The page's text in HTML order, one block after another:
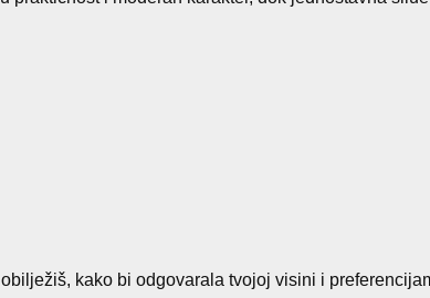
e
n
kako bi odgovarala tvojoj visini i